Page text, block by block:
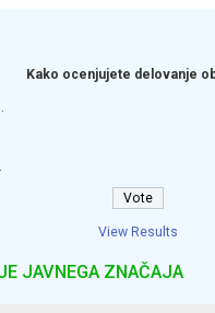
Kako ocenjujete delovanje
View Results
JAVNEGA ZNAČAJA